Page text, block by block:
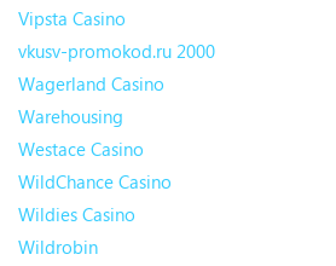
Vipsta Casino
vkusv-promokod.ru 2000
Wagerland Casino
Warehousing
Westace Casino
WildChance Casino
Wildies Casino
Wildrobin